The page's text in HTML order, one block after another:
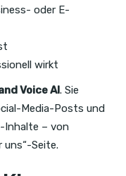
oder E-
wirkt
Voice AI. Sie
Media-Posts und
Inhalte – von
uns“-Seite.